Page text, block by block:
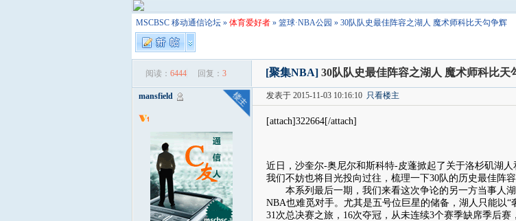
MSCBSC 移动通信论坛 » 体育爱好者 » 篮球·NBA公园 » 30队队史最佳阵容之湖人 魔术师科比天勾争辉
阅读： 6444 回复： 3 [聚集NBA] 30队队史最佳阵容之湖人 魔术师科比天
mansfield 发表于 2015-11-03 10:16:10 只看楼主
[attach]322664[/attach]
近日，沙奎尔-奥尼尔和斯科特-皮蓬掀起了关于洛杉矶湖
我们不妨也将目光投向过往，梳理一下30队的历史最佳阵
本系列最后一期，我们来看这次争论的另一方当事人
NBA也难觅对手。尤其是五号位巨星的储备，湖人只能以
31次总决赛之旅，16次夺冠，从未连续3个赛季缺席季后